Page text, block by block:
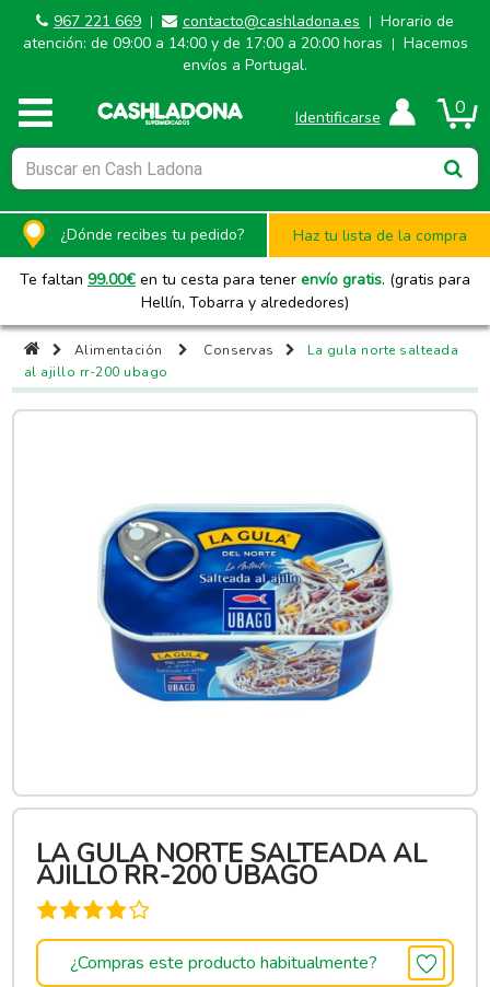
967 221 669 | contacto@cashladona.es | Horario de
atención: de 09:00 a 14:00 y de 17:00 a 20:00 horas
| Hacemos
envíos a Portugal.
0
Identificarse
¿Dónde recibes tu pedido? Haz tu lista de la compra
Te faltan 99.00€ en tu cesta para tener envío gratis. (gratis para
Hellín, Tobarra y alrededores)
Alimentación Conservas
La gula norte salteada
al ajillo rr-200 ubago
LA GULA NORTE SALTEADA AL
AJILLO RR-200 UBAGO
¿Compras este producto habitualmente?